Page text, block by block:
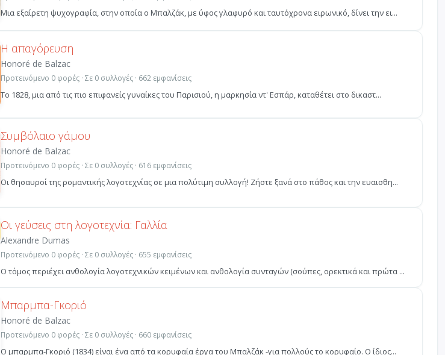
Μια εξαίρετη ψυχογραφία, στην οποία ο Μπαλζάκ, με ύφος γλαφυρό και ταυτόχρονα ειρωνικό, δίνει την ει...
Η απαγόρευση
Honoré de Balzac
Προτεινόμενο 0 φορές · Σε 0 συλλογές · 662 εμφανίσεις
Το 1828, μια από τις πιο επιφανείς γυναίκες του Παρισιού, η μαρκησία ντ' Εσπάρ, καταθέτει στο δικαστ...
Συμβόλαιο γάμου
Honoré de Balzac
Προτεινόμενο 0 φορές · Σε 0 συλλογές · 616 εμφανίσεις
Οι θησαυροί της ρομαντικής λογοτεχνίας σε μια πολύτιμη συλλογή! Ζήστε ξανά στο πάθος και την ευαισθη...
Οι γεύσεις στη λογοτεχνία: Γαλλία
Alexandre Dumas
Προτεινόμενο 0 φορές · Σε 0 συλλογές · 655 εμφανίσεις
Ο τόμος περιέχει ανθολογία λογοτεχνικών κειμένων και ανθολογία συνταγών (σούπες, ορεκτικά και πρώτα ...
Μπαρμπα-Γκοριό
Honoré de Balzac
Προτεινόμενο 0 φορές · Σε 0 συλλογές · 660 εμφανίσεις
Ο μπαρμπα-Γκοριό (1834) είναι ένα από τα κορυφαία έργα του Μπαλζάκ -για πολλούς το κορυφαίο. Ο ίδιος...